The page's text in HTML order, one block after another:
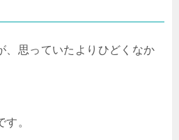
、思っていたよりひどくなか
。